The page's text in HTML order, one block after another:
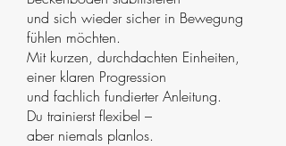
und sich wieder sicher in Bewegung
fühlen möchten.
Mit kurzen, durchdachten Einheiten,
einer klaren Progression
und fachlich fundierter Anleitung.
Du trainierst flexibel –
aber niemals planlos.